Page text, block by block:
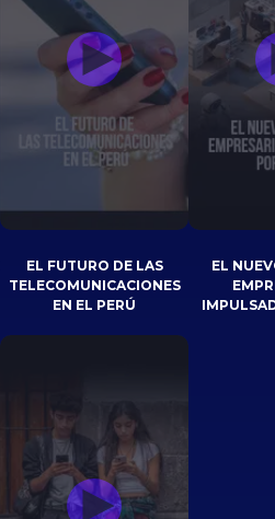
EL FUTURO DE LAS
TELECOMUNICACIONES
EN EL PERÚ
EL